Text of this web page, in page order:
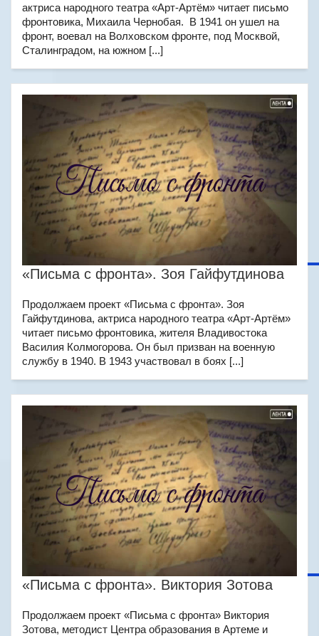
актриса народного театра «Арт-Артём» читает письмо
фронтовика, Михаила Чернобая. В 1941 он ушел на
фронт, воевал на Волховском фронте, под Москвой,
Сталинградом, на южном [...]
«Письма с фронта». Зоя Гайфутдинова
Продолжаем проект «Письма с фронта». Зоя
Гайфутдинова, актриса народного театра «Арт-Артём»
читает письмо фронтовика, жителя Владивостока
Василия Колмогорова. Он был призван на военную
службу в 1940. В 1943 участвовал в боях [...]
«Письма с фронта». Виктория Зотова
Продолжаем проект «Письма с фронта» Виктория
Зотова, методист Центра образования в Артеме и